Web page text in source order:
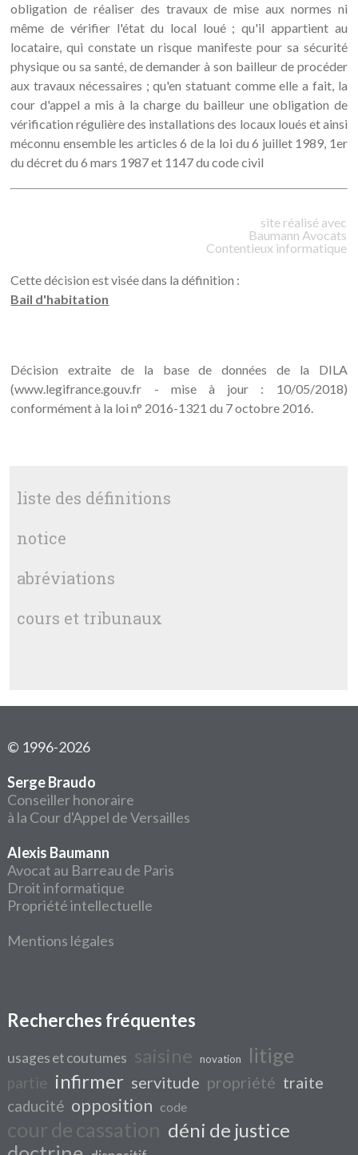
obligation de réaliser des travaux de mise aux normes ni
même de vérifier l'état du local loué ; qu'il appartient au
locataire, qui constate un risque manifeste pour sa sécurité
physique ou sa santé, de demander à son bailleur de procéder
aux travaux nécessaires ; qu'en statuant comme elle a fait, la
cour d'appel a mis à la charge du bailleur une obligation de
vérification régulière des installations des locaux loués et ainsi
méconnu ensemble les articles 6 de la loi du 6 juillet 1989, 1er
du décret du 6 mars 1987 et 1147 du code civil
site réalisé avec
Baumann Avocats
Contentieux informatique
Cette décision est visée dans la définition :
Bail d'habitation
Décision extraite de la base de données de la DILA
(www.legifrance.gouv.fr - mise à jour : 10/05/2018)
conformément à la loi n° 2016-1321 du 7 octobre 2016.
liste des définitions
notice
abréviations
cours et tribunaux
© 1996-2026
Serge Braudo
Conseiller honoraire
à la Cour d'Appel de Versailles
Alexis Baumann
Avocat au Barreau de Paris
Droit informatique
Propriété intellectuelle
Mentions légales
Recherches fréquentes
usages et coutumes saisine novation litige
partie infirmer servitude propriété traite
caducité opposition code
cour de cassation déni de justice